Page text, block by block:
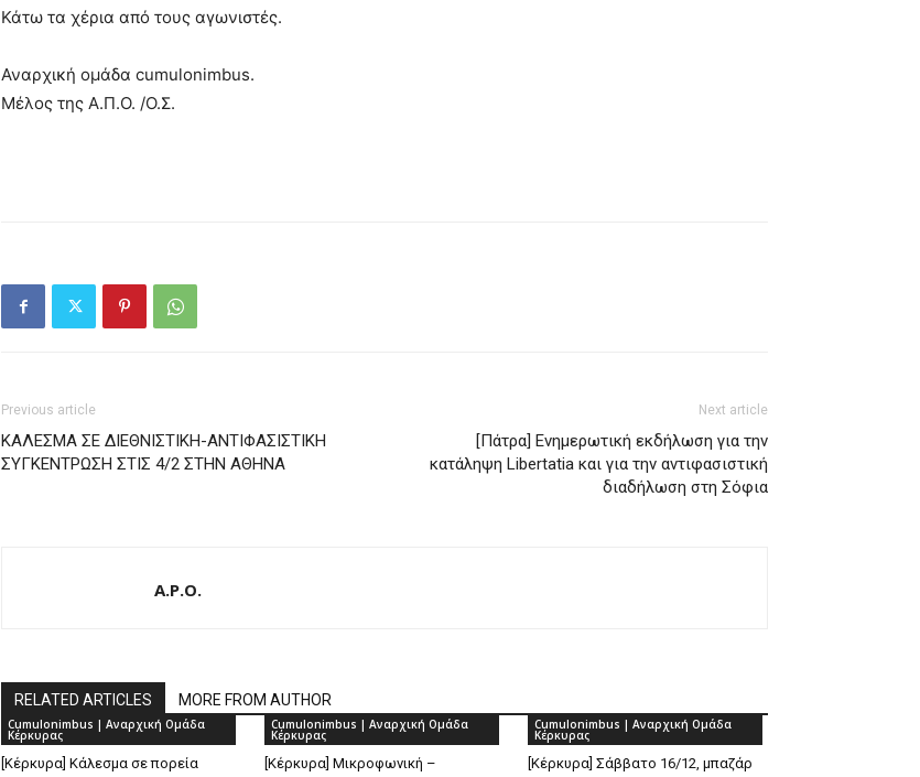
Κάτω τα χέρια από τους αγωνιστές.
Αναρχική ομάδα cumulonimbus.
Μέλος της Α.Π.Ο. /Ο.Σ.
Previous article
ΚΑΛΕΣΜΑ ΣΕ ΔΙΕΘΝΙΣΤΙΚΗ-ΑΝΤΙΦΑΣΙΣΤΙΚΗ
ΣΥΓΚΕΝΤΡΩΣΗ ΣΤΙΣ 4/2 ΣΤΗΝ ΑΘΗΝΑ
Next article
[Πάτρα] Ενημερωτική εκδήλωση για την
κατάληψη Libertatia και για την αντιφασιστική
διαδήλωση στη Σόφια
A.P.O.
RELATED ARTICLES MORE FROM AUTHOR
Cumulonimbus | Αναρχική Ομάδα
Κέρκυρας
[Κέρκυρα] Κάλεσμα σε πορεία
Cumulonimbus | Αναρχική Ομάδα
Κέρκυρας
[Κέρκυρα] Μικροφωνική –
Cumulonimbus | Αναρχική Ομάδα
Κέρκυρας
[Κέρκυρα] Σάββατο 16/12, μπαζάρ